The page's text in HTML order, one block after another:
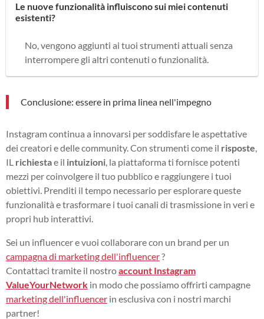
Le nuove funzionalità influiscono sui miei contenuti
esistenti?
No, vengono aggiunti ai tuoi strumenti attuali senza
interrompere gli altri contenuti o funzionalità.
Conclusione: essere in prima linea nell'impegno
Instagram continua a innovarsi per soddisfare le aspettative
dei creatori e delle community. Con strumenti come il risposte
IL richiestae il intuizioni , la piattaforma ti fornisce potenti
mezzi per coinvolgere il tuo pubblico e raggiungere i tuoi
obiettivi. Prenditi il tempo necessario per esplorare queste
funzionalità e trasformare i tuoi canali di trasmissione in veri e
propri hub interattivi.
Sei un influencer e vuoi collaborare con un brand per un
campagna di marketing dell'influencer?
Contattaci tramite il nostroaccount Instagram
ValueYourNetwork in modo che possiamo offrirti campagne
marketing dell'influencer in esclusiva con i nostri marchi
partner!